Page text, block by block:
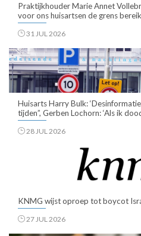
Praktijkhouder Marie Annet
voor ons huisartsen de grens
31 JUL 2026
Huisarts Harry Bulk:
tijden”, Gerben Lochorn: ‘Als ik
28 JUL 2026
KNMG wijst oproep tot boycot
27 JUL 2026